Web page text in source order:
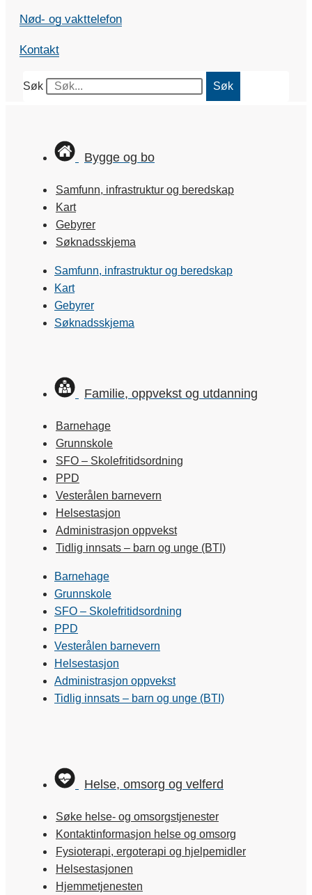
Nød- og vakttelefon
Kontakt
Søk Søk
Bygge og bo
Samfunn, infrastruktur og beredskap
Kart
Gebyrer
Søknadsskjema
Samfunn, infrastruktur og beredskap
Kart
Gebyrer
Søknadsskjema
Familie, oppvekst og utdanning
Barnehage
Grunnskole
SFO – Skolefritidsordning
PPD
Vesterålen barnevern
Helsestasjon
Administrasjon oppvekst
Tidlig innsats – barn og unge (BTI)
Barnehage
Grunnskole
SFO – Skolefritidsordning
PPD
Vesterålen barnevern
Helsestasjon
Administrasjon oppvekst
Tidlig innsats – barn og unge (BTI)
Helse, omsorg og velferd
Søke helse- og omsorgstjenester
Kontaktinformasjon helse og omsorg
Fysioterapi, ergoterapi og hjelpemidler
Helsestasjonen
Hjemmetjenesten